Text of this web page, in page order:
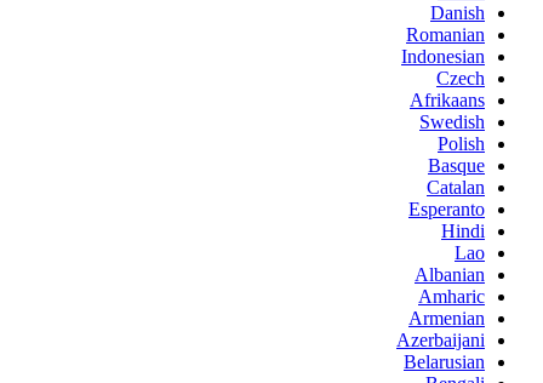
Danish
Romanian
Indonesian
Czech
Afrikaans
Swedish
Polish
Basque
Catalan
Esperanto
Hindi
Lao
Albanian
Amharic
Armenian
Azerbaijani
Belarusian